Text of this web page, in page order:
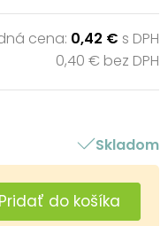
cena: 0,42 € s DPH
0,40 € bez DPH
Skladom
Pridať do košíka